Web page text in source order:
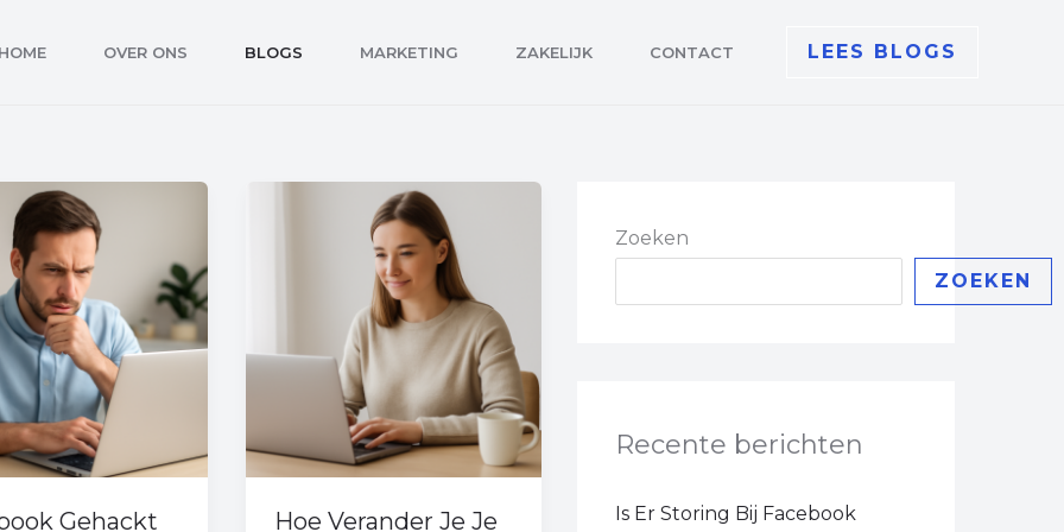
HOME OVER ONS BLOGS MARKETING ZAKELIJK CONTACT LEES BLOGS
Gehackt
Hoe Verander Je Je
Op
Facebook
Zoeken
ZOEKEN
Recente berichten
Is Er Storing Bij Facebook